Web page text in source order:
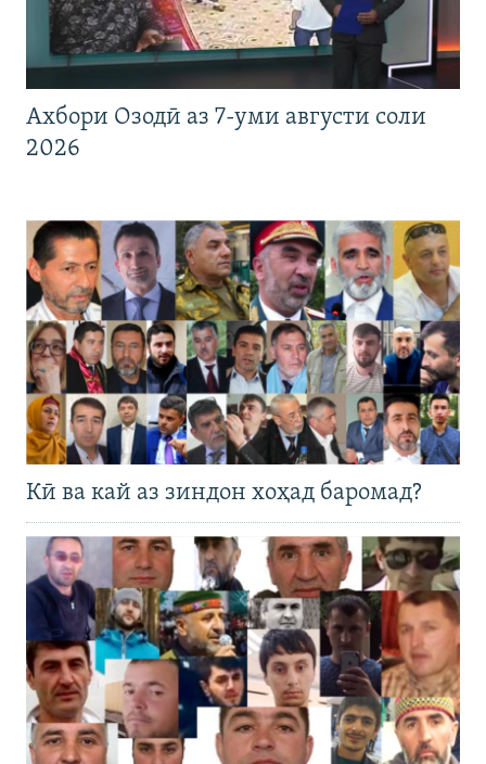
Ахбори Озодӣ аз 7-уми августи соли
2026
Кӣ ва кай аз зиндон хоҳад баромад?